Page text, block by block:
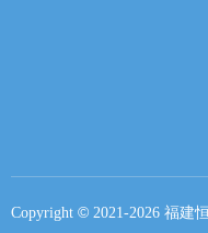
Copyright © 2021-2026 福建